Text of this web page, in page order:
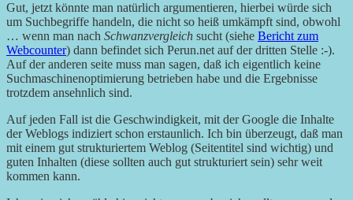
Gut, jetzt könnte man natürlich argumentieren, hierbei würde sich
um Suchbegriffe handeln, die nicht so heiß umkämpft sind, obwohl
… wenn man nach Schwanzvergleich sucht (siehe Bericht zum
Webcounter) dann befindet sich Perun.net auf der dritten Stelle :-).
Auf der anderen seite muss man sagen, daß ich eigentlich keine
Suchmaschinenoptimierung betrieben habe und die Ergebnisse
trotzdem ansehnlich sind.
Auf jeden Fall ist die Geschwindigkeit, mit der Google die Inhalte
der Weblogs indiziert schon erstaunlich. Ich bin überzeugt, daß man
mit einem gut strukturiertem Weblog (Seitentitel sind wichtig) und
guten Inhalten (diese sollten auch gut strukturiert sein) sehr weit
kommen kann.